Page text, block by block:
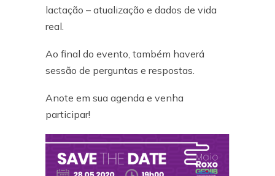
lactação – atualização e dados de vida
real.
Ao final do evento, também haverá
sessão de perguntas e respostas.
Anote em sua agenda e venha
participar!